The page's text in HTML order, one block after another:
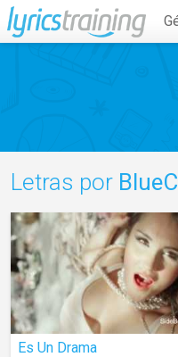
Letras por
Es Un Drama